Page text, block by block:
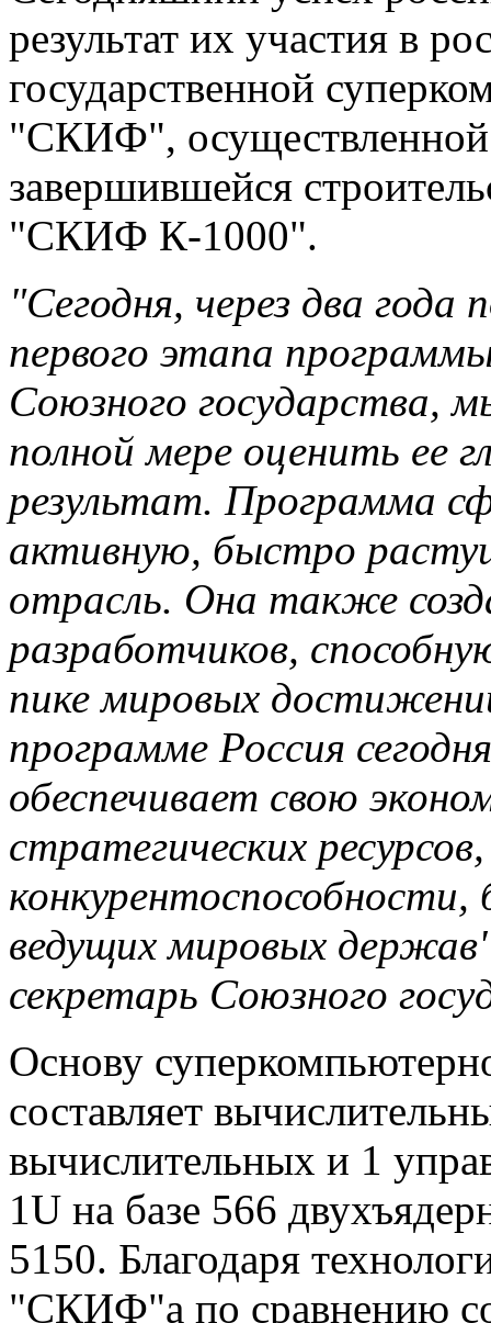
результат их участия в
государственной
"СКИФ", осуществленной
завершившейся
"СКИФ К-1000".
"Сегодня, через два года
первого этапа
Союзного государства,
полной мере оценить ее
результат. Программа
активную, быстро
отрасль. Она также
разработчиков,
пике мировых
программе Россия
обеспечивает свою
стратегических
конкурентоспособности,
ведущих мировых
секретарь Союзного
Основу
составляет
вычислительных и 1
1U на базе 566
5150. Благодаря
"СКИФ"а по сравнению